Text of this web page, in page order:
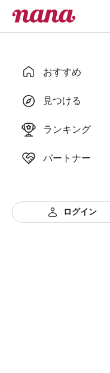
おすすめ
見つける
ランキング
パートナー
ログイン